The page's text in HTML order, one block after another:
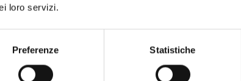
loro servizi.
Preferenze Statistiche